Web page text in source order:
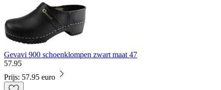
Gevavi 900 schoenklompen zwart maat 47
57.95
Prijs: 57.95 euro